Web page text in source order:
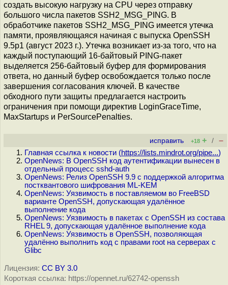
создать высокую нагрузку на CPU через отправку
большого числа пакетов SSH2_MSG_PING. В
обработчике пакетов SSH2_MSG_PING имеется утечка
памяти, проявляющаяся начиная с выпуска OpenSSH
9.5p1 (август 2023 г.). Утечка возникает из-за того, что на
каждый поступающий 16-байтовый PING-пакет
выделяется 256-байтовый буфер для формирования
ответа, но данный буфер освобождается только после
завершения согласования ключей. В качестве
обходного пути защиты предлагается настроить
ограничения при помощи директив LoginGraceTime,
MaxStartups и PerSourcePenalties.
исправить +18 + / –
Главная ссылка к новости (https://lists.mindrot.org/pipe...)
OpenNews: В OpenSSH код аутентификации вынесен в
отдельный процесс sshd-auth
OpenNews: Релиз OpenSSH 9.9 с поддержкой алгоритма
постквантового шифрования ML-KEM
OpenNews: Уязвимость в поставляемом во FreeBSD
варианте OpenSSH, допускающая удалённое
выполнение кода
OpenNews: Уязвимость в пакетах с OpenSSH из состава
RHEL 9, допускающая удалённое выполнение кода
OpenNews: Уязвимость в OpenSSH, позволяющая
удалённо выполнить код с правами root на серверах с
Glibc
Лицензия: CC BY 3.0
Короткая ссылка: https://opennet.ru/62742-openssh